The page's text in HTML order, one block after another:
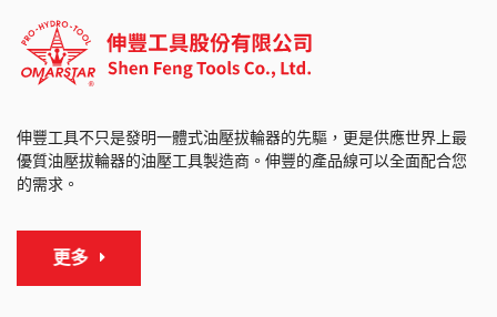
伸豐工具不只是發明一體式油壓拔輪器的先驅，更是供應世界上最
優質油壓拔輪器的油壓工具製造商。伸豐的產品線可以全面配合您
的需求。
更多